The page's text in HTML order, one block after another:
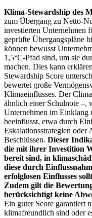
Klima-Stewardship des
zum Übergang zu Netto-
investierten Unternehmen
geprüfte Übergangspläne
können bewusst
1,5°C-Pfad sind, um sie
machen. Dies kann
Stewardship Score
bewertet große
Klimaeinflusses. Der
ähnlich einer Schulnote –,
Unternehmen im Einklang
beeinflusst, etwa durch
Eskalationsstrategien oder
Beschlüssen. Dieser
die mit ihrer Investition
bereit sind, in
diese durch
erfolglosen Einflusses
Zudem gilt die
berücksichtigt keine
Ein guter Score garantiert
klimafreundlich sind oder